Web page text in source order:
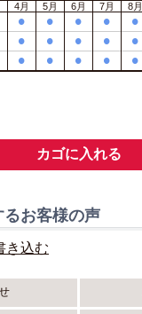
4月 5月 6月 7月 8月
• • • • •
• • • • •
• • • • •
カゴに入れる
るお客様の声
き込む